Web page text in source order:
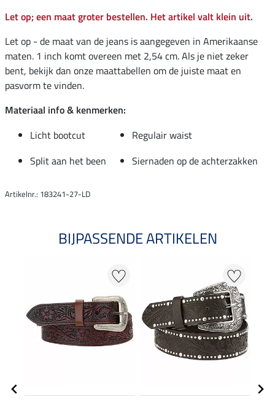
Let op; een maat groter bestellen. Het artikel valt klein uit.
Let op - de maat van de jeans is aangegeven in Amerikaanse
maten. 1 inch komt overeen met 2,54 cm. Als je niet zeker
bent, bekijk dan onze maattabellen om de juiste maat en
pasvorm te vinden.
Materiaal info & kenmerken:
Licht bootcut
Regulair waist
Split aan het been
Siernaden op de achterzakken
Artikelnr.: 183241-27-LD
BIJPASSENDE ARTIKELEN